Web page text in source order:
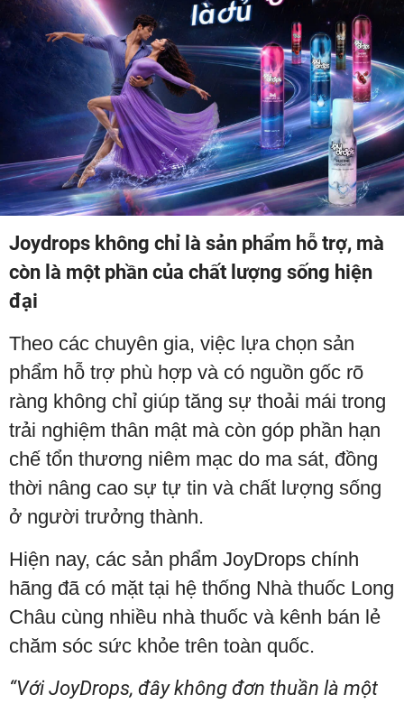
Joydrops không chỉ là sản phẩm hỗ trợ, mà
còn là một phần của chất lượng sống hiện
đại
Theo các chuyên gia, việc lựa chọn sản
phẩm hỗ trợ phù hợp và có nguồn gốc rõ
ràng không chỉ giúp tăng sự thoải mái trong
trải nghiệm thân mật mà còn góp phần hạn
chế tổn thương niêm mạc do ma sát, đồng
thời nâng cao sự tự tin và chất lượng sống
ở người trưởng thành.
Hiện nay, các sản phẩm JoyDrops chính
hãng đã có mặt tại hệ thống Nhà thuốc Long
Châu cùng nhiều nhà thuốc và kênh bán lẻ
chăm sóc sức khỏe trên toàn quốc.
“Với JoyDrops, đây không đơn thuần là một